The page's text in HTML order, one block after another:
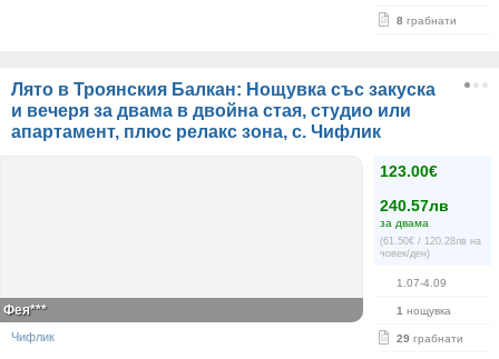
8 грабнати
Лято в Троянския Балкан: Нощувка със закуска
и вечеря за двама в двойна стая, студио или
апартамент, плюс релакс зона, с. Чифлик
123.00€
240.57лв
за двама
(61.50€ / 120.28лв на
човек/ден)
1.07-4.09
1 нощувка
29 грабнати
Фея***
Чифлик